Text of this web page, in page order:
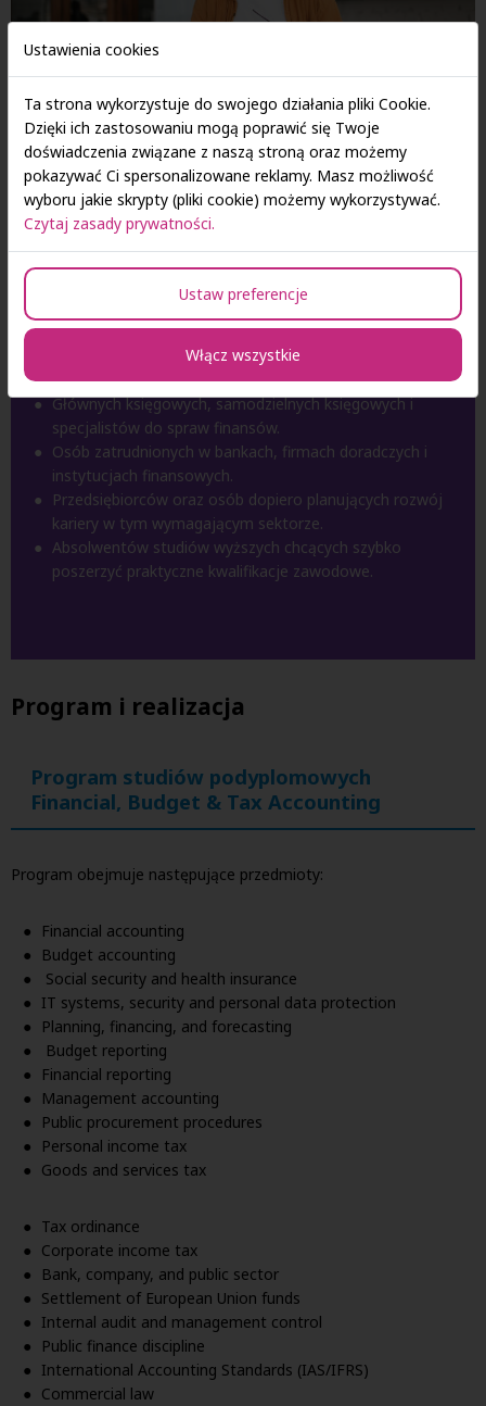
Studia są skierowane do osób
mieszkających lub pracujących na
wyspach.
To świetne rozwiązanie dla:
Pracowników działów finansowo-księgowych oraz
podatkowych.
Głównych księgowych, samodzielnych księgowych i
specjalistów do spraw finansów.
Osób zatrudnionych w bankach, firmach doradczych i
instytucjach finansowych.
Przedsiębiorców oraz osób dopiero planujących rozwój
kariery w tym wymagającym sektorze.
Absolwentów studiów wyższych chcących szybko
poszerzyć praktyczne kwalifikacje zawodowe.
Program i realizacja
Program studiów podyplomowych
Financial, Budget & Tax Accounting
Program obejmuje następujące przedmioty:
Financial accounting
Budget accounting
Social security and health insurance
IT systems, security and personal data protection
Planning, financing, and forecasting
Budget reporting
Financial reporting
Management accounting
Public procurement procedures
Personal income tax
Goods and services tax
Tax ordinance
Corporate income tax
Bank, company, and public sector
Settlement of European Union funds
Internal audit and management control
Public finance discipline
International Accounting Standards (IAS/IFRS)
Commercial law
Ustawienia cookies
Ta strona wykorzystuje do swojego działania pliki Cookie.
Dzięki ich zastosowaniu mogą poprawić się Twoje
doświadczenia związane z naszą stroną oraz możemy
pokazywać Ci spersonalizowane reklamy. Masz możliwość
wyboru jakie skrypty (pliki cookie) możemy wykorzystywać.
Czytaj zasady prywatności.
Ustaw preferencje
Włącz wszystkie